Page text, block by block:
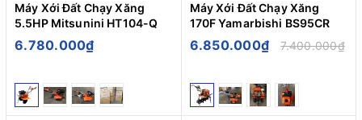
Máy Xới Đất Chạy Xăng
5.5HP Mitsunini HT104-Q
6.780.000₫
Máy Xới Đất Chạy Xăng
170F Yamarbishi BS95CR
6.850.000₫ 7.400.000₫